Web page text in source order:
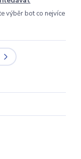
výběr bot co nejvíce